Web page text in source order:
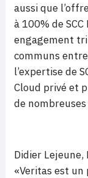
aussi que
à 100% de
engagement
communs
l’expertise de
Cloud privé et
de
Didier Lejeune,
«Veritas est un